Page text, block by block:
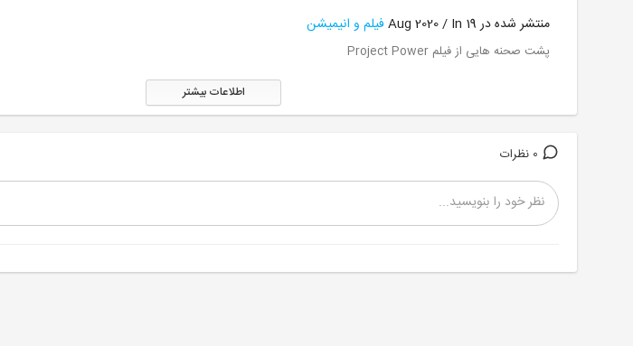
منتشر شده در 19 Aug 2020 / In فیلم و انیمیشن
پشت صحنه هایی از فیلم Project Power
اطلاعات بیشتر